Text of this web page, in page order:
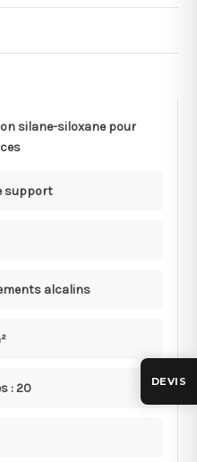
silane-siloxane pour
support
alcalins
: 20 DEVIS